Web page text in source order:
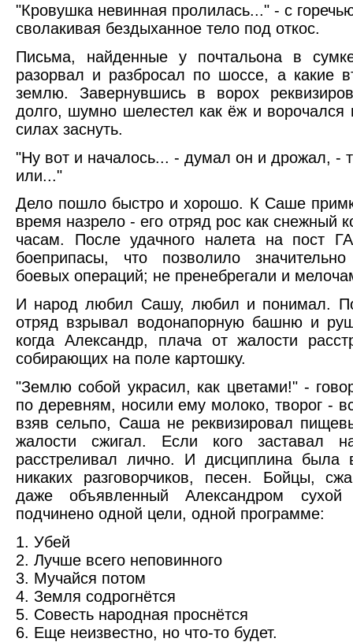
"Кровушка невинная пролилась..." - с
сволакивая бездыханное тело под откос.
Письма, найденные у почтальона в
разорвал и разбросал по шоссе, а какие
землю. Завернувшись в ворох
долго, шумно шелестел как ёж и ворочался
силах заснуть.
"Ну вот и началось... - думал он и дрожал, -
или..."
Дело пошло быстро и хорошо. К Саше
время назрело - его отряд рос как снежный
часам. После удачного налета на пост
боеприпасы, что позволило
боевых операций; не пренебрегали и
И народ любил Сашу, любил и понимал.
отряд взрывал водонапорную башню и
когда Александр, плача от жалости
собирающих на поле картошку.
"Землю собой украсил, как цветами!" -
по деревням, носили ему молоко, творог -
взяв сельпо, Саша не реквизировал
жалости сжигал. Если кого заставал
расстреливал лично. И дисциплина была
никаких разговорчиков, песен. Бойцы,
даже объявленный Александром
подчинено одной цели, одной программе:
1. Убей
2. Лучше всего неповинного
3. Мучайся потом
4. Земля содрогнётся
5. Совесть народная проснётся
6. Еще неизвестно, но что-то будет.